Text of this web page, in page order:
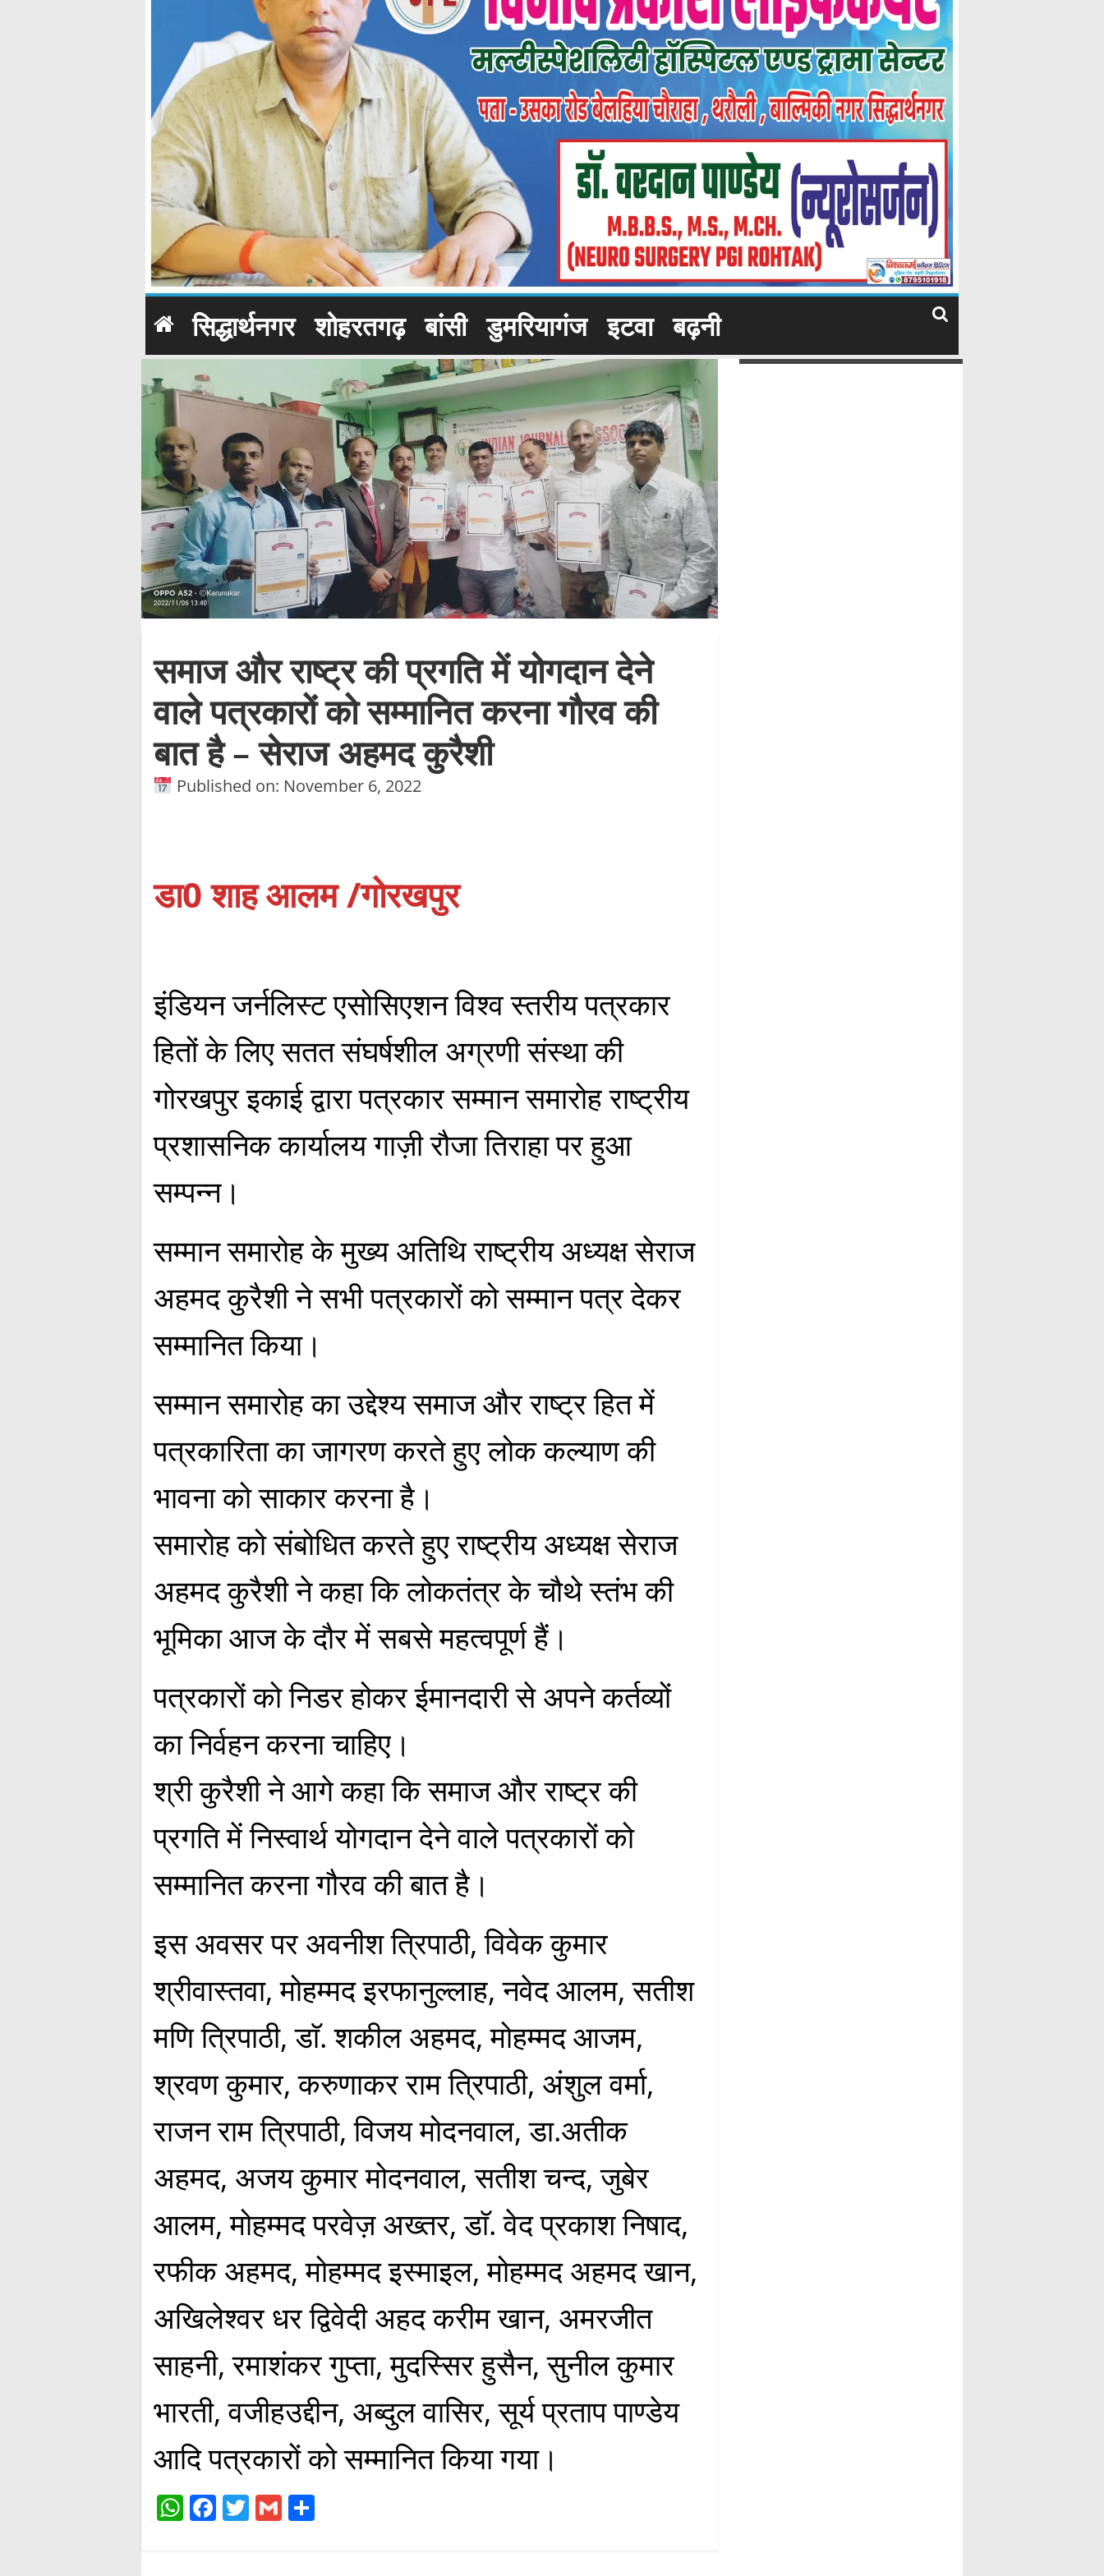
सिद्धार्थनगर शोहरतगढ़ बांसी डुमरियागंज इटवा बढ़नी
समाज और राष्ट्र की प्रगति में योगदान देने
वाले पत्रकारों को सम्मानित करना गौरव की
बात है – सेराज अहमद कुरैशी
Published on: November 6, 2022
डा0 शाह आलम /गोरखपुर
इंडियन जर्नलिस्ट एसोसिएशन विश्व स्तरीय पत्रकार
हितों के लिए सतत संघर्षशील अग्रणी संस्था की
गोरखपुर इकाई द्वारा पत्रकार सम्मान समारोह राष्ट्रीय
प्रशासनिक कार्यालय गाज़ी रौजा तिराहा पर हुआ
सम्पन्न।
सम्मान समारोह के मुख्य अतिथि राष्ट्रीय अध्यक्ष सेराज
अहमद कुरैशी ने सभी पत्रकारों को सम्मान पत्र देकर
सम्मानित किया।
सम्मान समारोह का उद्देश्य समाज और राष्ट्र हित में
पत्रकारिता का जागरण करते हुए लोक कल्याण की
भावना को साकार करना है।
समारोह को संबोधित करते हुए राष्ट्रीय अध्यक्ष सेराज
अहमद कुरैशी ने कहा कि लोकतंत्र के चौथे स्तंभ की
भूमिका आज के दौर में सबसे महत्वपूर्ण हैं।
पत्रकारों को निडर होकर ईमानदारी से अपने कर्तव्यों
का निर्वहन करना चाहिए।
श्री कुरैशी ने आगे कहा कि समाज और राष्ट्र की
प्रगति में निस्वार्थ योगदान देने वाले पत्रकारों को
सम्मानित करना गौरव की बात है।
इस अवसर पर अवनीश त्रिपाठी, विवेक कुमार
श्रीवास्तवा, मोहम्मद इरफानुल्लाह, नवेद आलम, सतीश
मणि त्रिपाठी, डाॅ. शकील अहमद, मोहम्मद आजम,
श्रवण कुमार, करुणाकर राम त्रिपाठी, अंशुल वर्मा,
राजन राम त्रिपाठी, विजय मोदनवाल, डा.अतीक
अहमद, अजय कुमार मोदनवाल, सतीश चन्द, जुबेर
आलम, मोहम्मद परवेज़ अख्तर, डाॅ. वेद प्रकाश निषाद,
रफीक अहमद, मोहम्मद इस्माइल, मोहम्मद अहमद खान,
अखिलेश्वर धर द्विवेदी अहद करीम खान, अमरजीत
साहनी, रमाशंकर गुप्ता, मुदस्सिर हुसैन, सुनील कुमार
भारती, वजीहउद्दीन, अब्दुल वासिर, सूर्य प्रताप पाण्डेय
आदि पत्रकारों को सम्मानित किया गया।
W
Fa T
G